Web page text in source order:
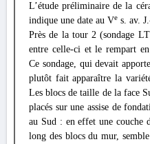
L’étude préliminaire de la
indique une date au Ve s. av.
Près de la tour 2 (sondage
entre celle-ci et le rempart
Ce sondage, qui devait
plutôt fait apparaître la
Les blocs de taille de la face
placés sur une assise de
au Sud : en effet une couche
long des blocs du mur,